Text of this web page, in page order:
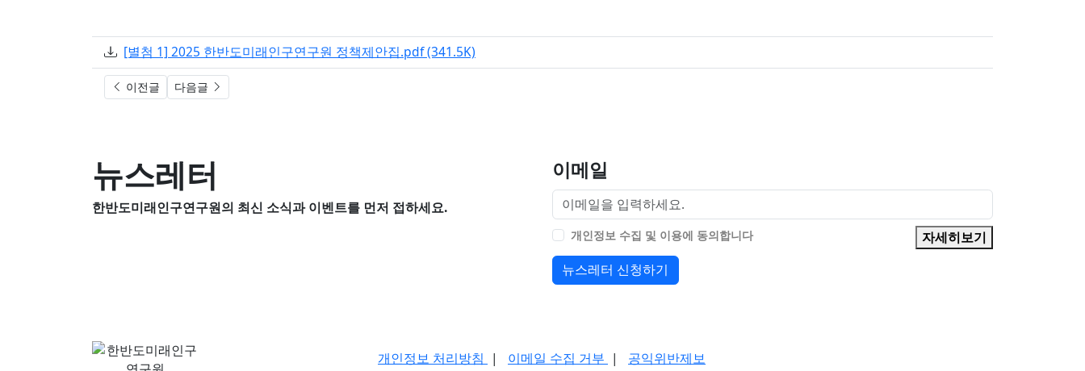
첨부
[별첨 1] 2025 한반도미래인구연구원 정책제안집.pdf파일크기
(341.5K)
이전글 다음글
뉴스레터
한반도미래인구연구원의 최신 소식과 이벤트를 먼저 접하세요.
이메일
개인정보 수집 및 이용에 동의합니다
자세히보기
뉴스레터 신청하기
개인정보 처리방침 | 이메일 수집 거부 | 공익위반제보